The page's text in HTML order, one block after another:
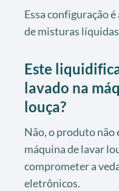
Essa configuração
de misturas
Este
lavado na
louça?
Não, o produto não
máquina de lavar
comprometer a
eletrônicos.